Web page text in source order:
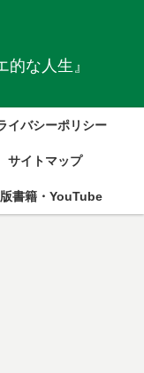
な人生』
イバシーポリシー
サイトマップ
書籍・YouTube